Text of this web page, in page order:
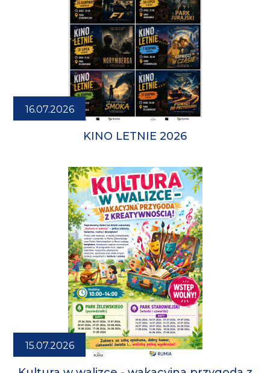
16.07.2026
KINO LETNIE 2026
15.07.2026